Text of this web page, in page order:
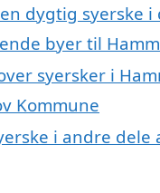
dygtig syerske i
byer til
syersker i
Kommune
i andre dele